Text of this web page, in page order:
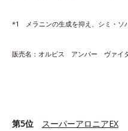
*1 メラニンの生成を抑え、シミ・
販売名：オルビス アンバー ヴァイ
第5位 スーパーアロニアEX